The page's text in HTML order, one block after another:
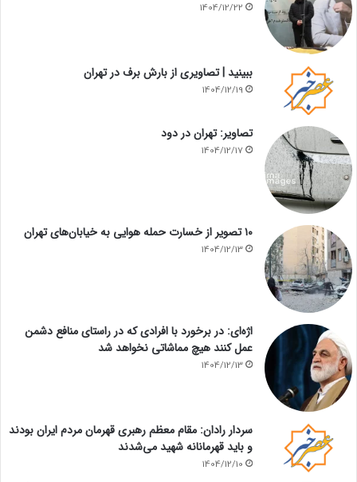
1404/12/22
ببینید | تصاویری از بارش برف در تهران
1404/12/19
تصاویر: تهران در دود
1404/12/17
۱۰ تصویر از خسارت حمله هوایی به خیابان‌های تهران
1404/12/13
اژه‌ای: در برخورد با افرادی که در راستای منافع دشمن
عمل کنند هیچ مماشاتی نخواهد شد
1404/12/13
سردار رادان: مقام معظم رهبری قهرمان مردم ایران بودند
و باید قهرمانانه شهید می‌شدند
1404/12/10